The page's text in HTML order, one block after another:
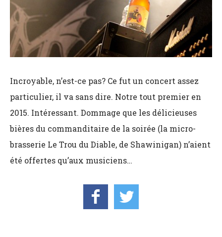
Incroyable, n’est-ce pas? Ce fut un concert assez
particulier, il va sans dire. Notre tout premier en
2015. Intéressant. Dommage que les délicieuses
bières du commanditaire de la soirée (la micro-
brasserie Le Trou du Diable, de Shawinigan) n’aient
été offertes qu’aux musiciens…